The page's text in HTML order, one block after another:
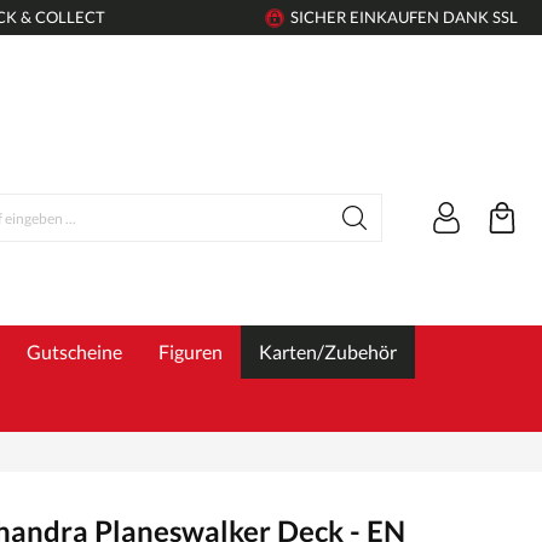
& COLLECT SICHER EINKAUFEN DANK SSL
Gutscheine Figuren Karten/Zubehör
Planeswalker Deck - EN